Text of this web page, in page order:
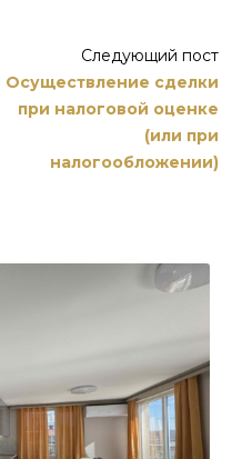
Следующий пост
Осуществление сделки
при налоговой оценке
(или при
налогообложении)